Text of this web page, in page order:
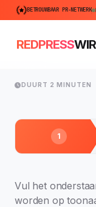
BETROUWBAAR PR-NETWERK
REDPRESS
DUURT 2 MINUTEN
1
Vul het
worden op